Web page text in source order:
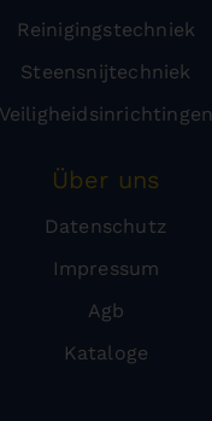
Reinigingstechniek
Steensnijtechniek
Veiligheidsinrichtingen
Über uns
Datenschutz
Impressum
Agb
Kataloge